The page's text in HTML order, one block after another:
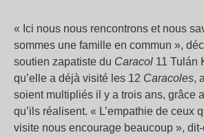
« Ici nous nous rencontrons et nous
sommes une famille en commun »,
soutien zapatiste du Caracol 11 Tulán
qu’elle a déjà visité les 12 Caracoles,
soient multipliés il y a trois ans, grâce
qu’ils réalisent. « L’empathie de ceux
visite nous encourage beaucoup »,